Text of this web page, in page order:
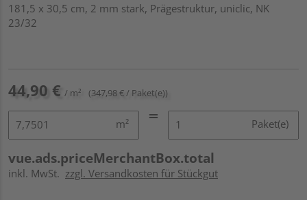
181,5 x 30,5 cm, 2 mm stark, Prägestruktur, uniclic, NK
23/32
44,90 € / m² (347,98 € / Paket(e))
m² Paket(e)
vue.ads.priceMerchantBox.total
inkl. MwSt. zzgl. Versandkosten für Stückgut